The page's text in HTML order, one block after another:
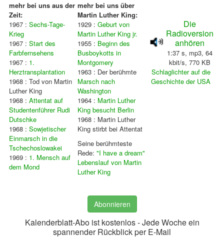
mehr bei uns aus der
Zeit:
mehr bei uns über
Martin Luther King:
1967 : Sechs-Tage-
Krieg
1967 : Start des
Farbfernsehens
1967 : 1.
Herztransplantation
1968 : Tod von Martin
Luther King
1968 : Attentat auf
Studentenführer Rudi
Dutschke
1968 : Sowjetischer
Einmarsch in die
Tschechoslowakei
1969 : 1. Mensch auf
dem Mond
1929 : Geburt von
Martin Luther King jr.
1955 : Beginn des
Busboykotts in
Montgomery
1963 : Der berühmte
Marsch nach
Washington
1964 : Martin Luther
King besucht Berlin
1968 : Martin Luther
King stirbt bei Attentat
Seine berühmteste
Rede: "I have a dream"
Lebenslauf von Martin
Luther King
Die
Radioversion
anhören
1:37 s, mp3, 64
kbit/s, 770 KB
Schlaglichter auf die
Geschichte der USA
Abonnieren
Kalenderblatt-Abo ist kostenlos - Jede Woche ein
spannender Rückblick per E-Mail